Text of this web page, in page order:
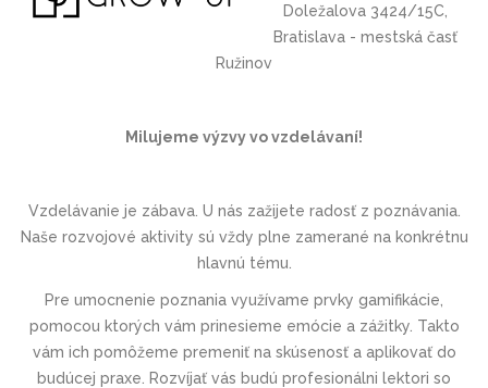
Doležalova 3424/15C,
Bratislava - mestská časť
Ružinov
Milujeme výzvy vo vzdelávaní!
Vzdelávanie je zábava. U nás zažijete radosť z poznávania.
Naše rozvojové aktivity sú vždy plne zamerané na konkrétnu
hlavnú tému.
Pre umocnenie poznania využívame prvky gamifikácie,
pomocou ktorých vám prinesieme emócie a zážitky. Takto
vám ich pomôžeme premeniť na skúsenosť a aplikovať do
budúcej praxe. Rozvíjať vás budú profesionálni lektori so